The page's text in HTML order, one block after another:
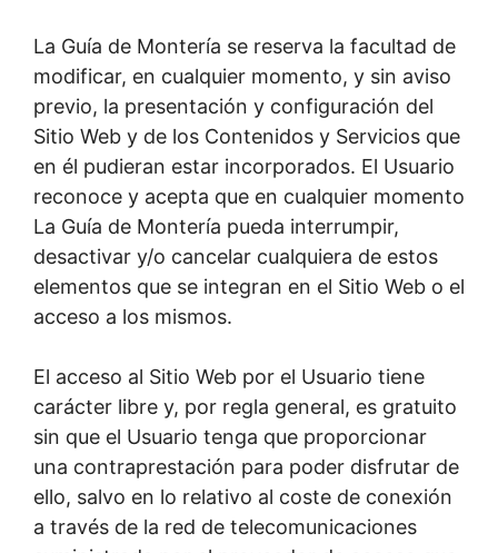
La Guía de Montería se reserva la facultad de
modificar, en cualquier momento, y sin aviso
previo, la presentación y configuración del
Sitio Web y de los Contenidos y Servicios que
en él pudieran estar incorporados. El Usuario
reconoce y acepta que en cualquier momento
La Guía de Montería pueda interrumpir,
desactivar y/o cancelar cualquiera de estos
elementos que se integran en el Sitio Web o el
acceso a los mismos.
El acceso al Sitio Web por el Usuario tiene
carácter libre y, por regla general, es gratuito
sin que el Usuario tenga que proporcionar
una contraprestación para poder disfrutar de
ello, salvo en lo relativo al coste de conexión
a través de la red de telecomunicaciones